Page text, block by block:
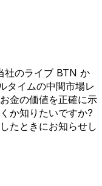
社のライブ BTN か
タイムの中間市場レ
金の価値を正確に示
か知りたいですか?
たときにお知らせし